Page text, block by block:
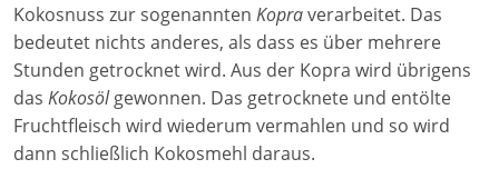
Kokosnuss zur sogenannten Kopraverarbeitet. Das
bedeutet nichts anderes, als dass es über mehrere
Stunden getrocknet wird. Aus der Kopra wird übrigens
das Kokosölgewonnen. Das getrocknete und entölte
Fruchtfleisch wird wiederum vermahlen und so wird
dann schließlich Kokosmehl daraus.